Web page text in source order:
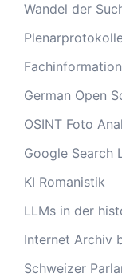
Wandel der
German Open
OSINT Foto
Google Search
KI Romanistik
LLMs in der
Internet Archiv
Schweizer